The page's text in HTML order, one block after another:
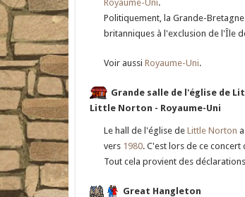
Royaume-Uni.
Politiquement, la Grande-
britanniques à l'exclusion de l'Île
Voir aussi Royaume-Uni.
Grande salle de l'église de
Little Norton - Royaume-Uni
Le hall de l'église de Little Norton
vers 1980. C'est lors de ce concert
Tout cela provient des
Great Hangleton